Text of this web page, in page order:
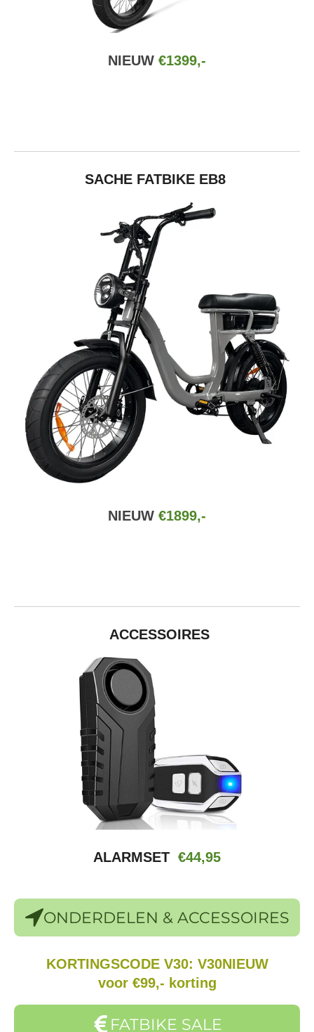
NIEUW €1399,-
SACHE FATBIKE EB8
NIEUW €1899,-
ACCESSOIRES
ALARMSET €44,95
ONDERDELEN & ACCESSOIRES
KORTINGSCODE V30: V30NIEUW
voor €99,- korting
FATBIKE SALE